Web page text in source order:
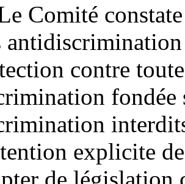
Comité
contre
fondée
explicite
de législation